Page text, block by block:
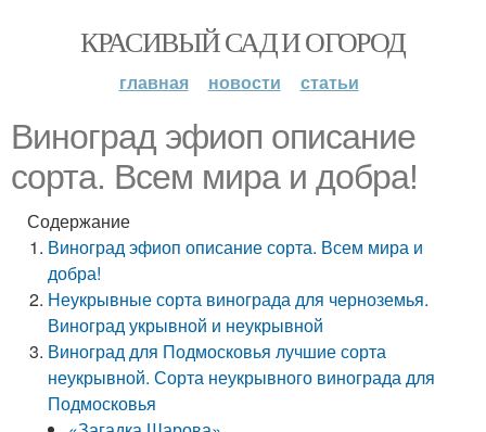
КРАСИВЫЙ САД И ОГОРОД
главная новости статьи
Виноград эфиоп описание
сорта. Всем мира и добра!
Содержание
Виноград эфиоп описание сорта. Всем мира и
добра!
Неукрывные сорта винограда для черноземья.
Виноград укрывной и неукрывной
Виноград для Подмосковья лучшие сорта
неукрывной. Сорта неукрывного винограда для
Подмосковья